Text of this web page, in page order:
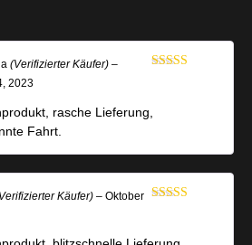
(Verifizierter Käufer) –
2023
rasche Lieferung,
Fahrt.
Käufer) – Oktober